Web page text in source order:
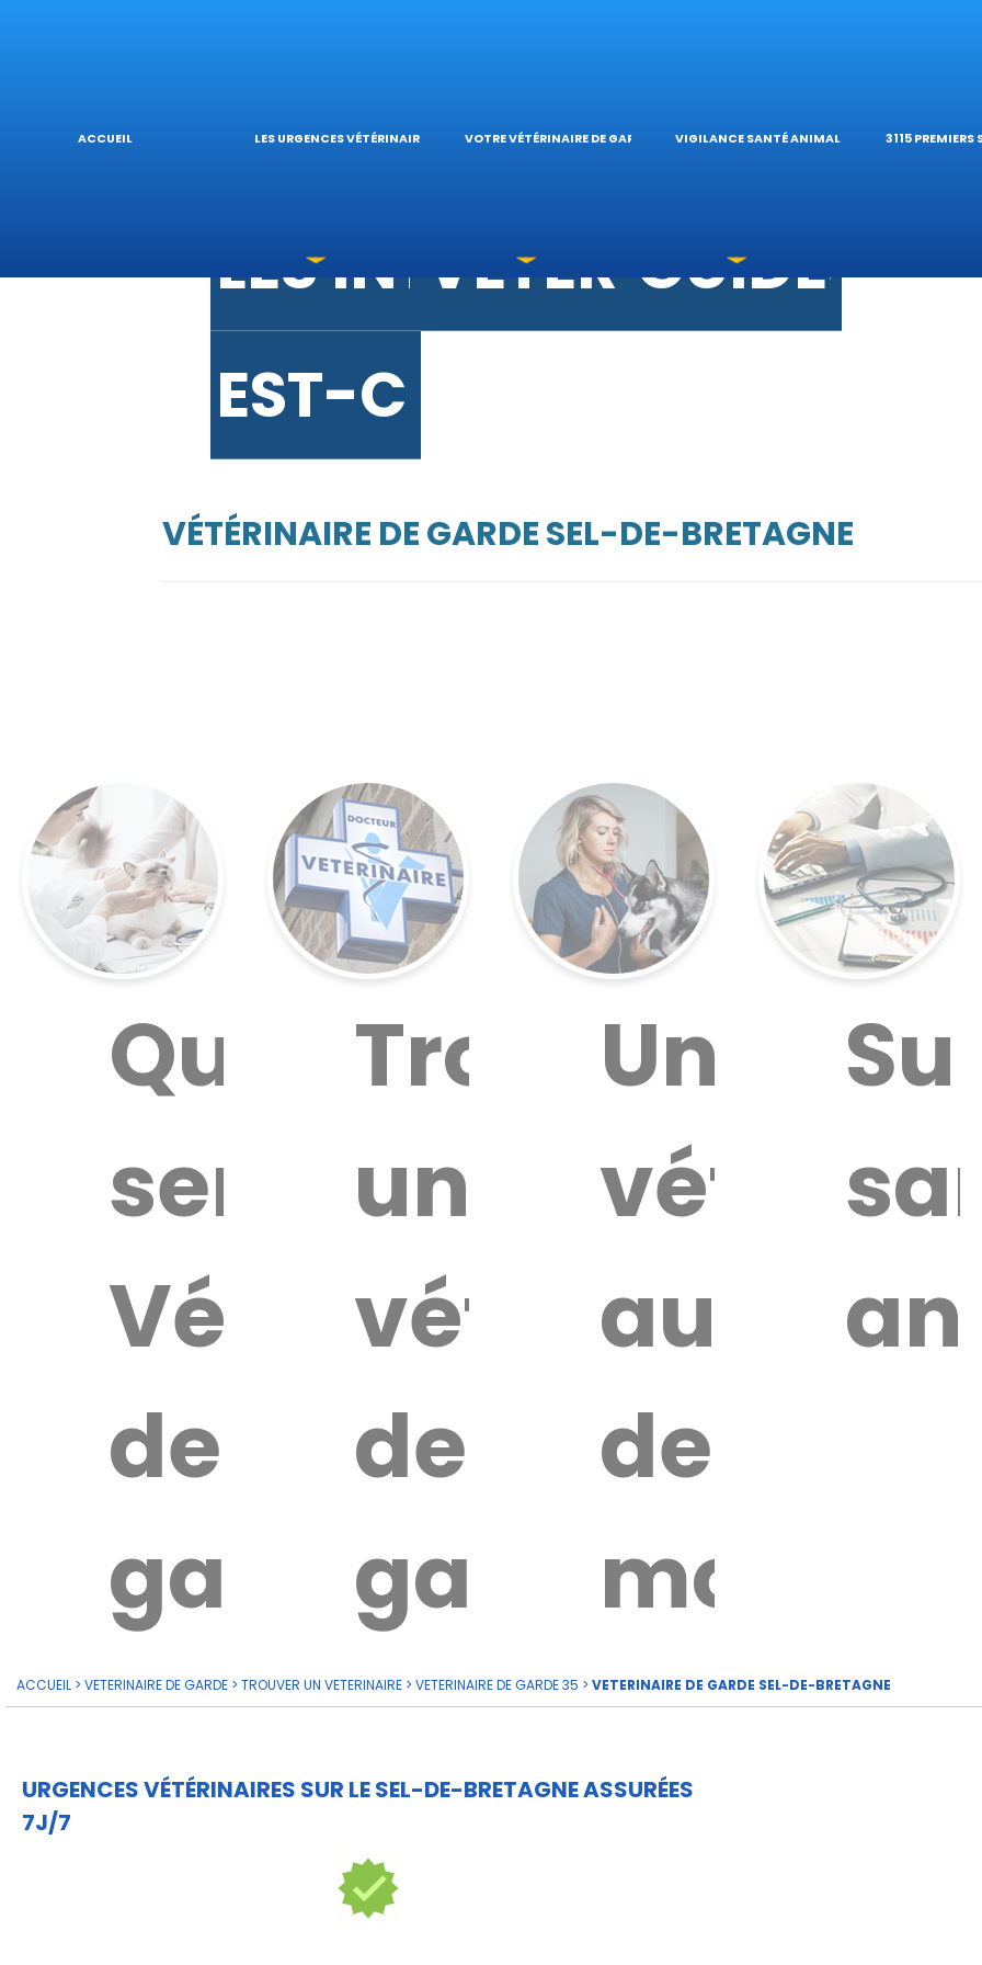
ACCUEIL LES URGENCES VÉTÉRINAIRES
URGENCES
LES INTOXICATIONS
EST-CE UNE URGENCE?
VOTRE VÉTÉRINAIRE DE GARDE
L’HÔPITAL
VÉTÉRINAIRES DU
VIGILANCE SANTÉ ANIMALE
GUIDES
3115 PREMIERS
VÉTÉRINAIRE DE GARDE SEL-DE-BRETAGNE
Quel
service
Vétérinaire
de
garde?
Trouver
un
vétérinaire
de
garde
Un
autour
de
moi
ACCUEIL > VETERINAIRE DE GARDE > TROUVER UN VETERINAIRE > VETERINAIRE DE GARDE 35 > VETERINAIRE DE GARDE SEL-DE-BRETAGNE
URGENCES VÉTÉRINAIRES SUR LE SEL-DE-BRETAGNE ASSURÉES
7J/7